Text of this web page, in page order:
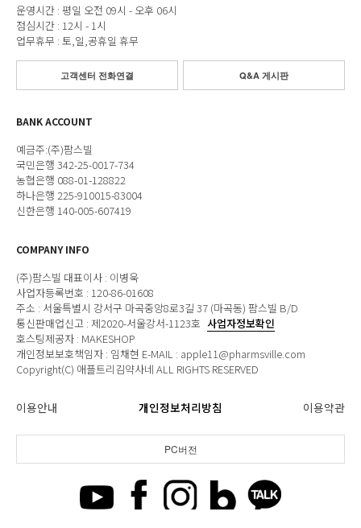
운영시간 : 평일 오전 09시 - 오후 06시
점심시간 : 12시 - 1시
업무휴무 : 토,일,공휴일 휴무
고객센터 전화연결 Q&A 게시판
BANK ACCOUNT
예금주:(주)팜스빌
국민은행 342-25-0017-734
농협은행 088-01-128822
하나은행 225-910015-83004
신한은행 140-005-607419
COMPANY INFO
(주)팜스빌 대표이사 : 이병욱
사업자등록번호 : 120-86-01608
주소 : 서울특별시 강서구 마곡중앙8로3길 37 (마곡동) 팜스빌 B/D
통신판매업신고 : 제2020-서울강서-1123호 사업자정보확인
호스팅제공자 : MAKESHOP
개인정보보호책임자 : 임채현 E-MAIL : apple11@pharmsville.com
Copyright(C) 애플트리김약사네 ALL RIGHTS RESERVED
이용안내 개인정보처리방침 이용약관
PC버전